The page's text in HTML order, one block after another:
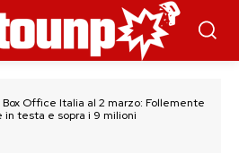
Box Office Italia al 2 marzo: Follemente
in testa e sopra i 9 milioni